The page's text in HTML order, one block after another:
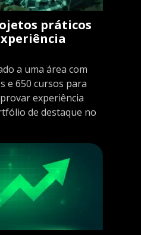
práticos
a uma área com
e 650 cursos para
experiência
de destaque no